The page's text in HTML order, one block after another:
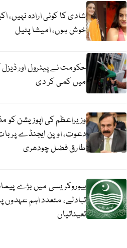
شادی کا کوئی ارادہ نہیں،
خوش ہوں، امیشا پٹیل
حکومت نے پیٹرول اور
میں کمی کر دی
وزیراعظم کی اپوزیشن کو
دعوت، اوپن ایجنڈے پر
طارق فضل چودھری
بیوروکریسی میں بڑے
تبادلے، متعدد اہم عہدوں
تعیناتیاں